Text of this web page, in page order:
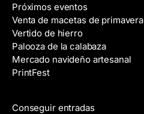
e
l
e
c
t
r
Próximos eventos
Venta de macetas de primavera
Vertido de hierro
Palooza de la calabaza
Mercado navideño artesanal
PrintFest
Conseguir entradas